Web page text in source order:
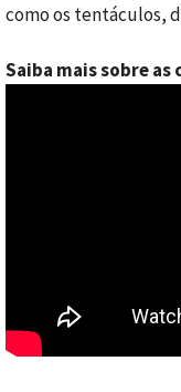
como os tentáculos,
Saiba mais sobre